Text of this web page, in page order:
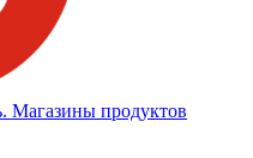
продуктов